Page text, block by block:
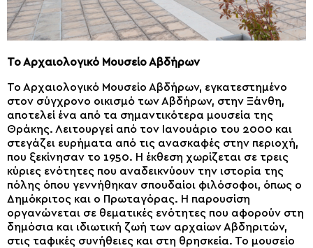
Το Αρχαιολογικό Μουσείο Αβδήρων
Το Αρχαιολογικό Μουσείο Αβδήρων, εγκατεστημένο
στον σύγχρονο οικισμό των Αβδήρων, στην Ξάνθη,
αποτελεί ένα από τα σημαντικότερα μουσεία της
Θράκης. Λειτουργεί από τον Ιανουάριο του 2000 και
στεγάζει ευρήματα από τις ανασκαφές στην περιοχή,
που ξεκίνησαν το 1950. Η έκθεση χωρίζεται σε τρεις
κύριες ενότητες που αναδεικνύουν την ιστορία της
πόλης όπου γεννήθηκαν σπουδαίοι φιλόσοφοι, όπως ο
Δημόκριτος και ο Πρωταγόρας. Η παρουσίση
οργανώνεται σε θεματικές ενότητες που αφορούν στη
δημόσια και ιδιωτική ζωή των αρχαίων Αβδηριτών,
στις ταφικές συνήθειες και στη θρησκεία. Το μουσείο